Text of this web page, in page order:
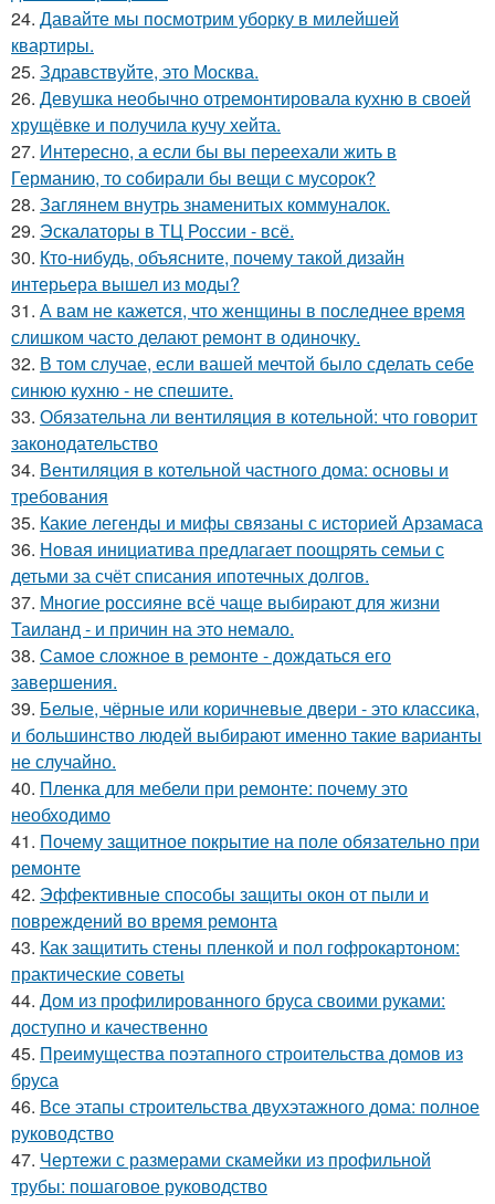
24. Давайте мы посмотрим уборку в милейшей
квартиры.
25. Здравствуйте, это Москва.
26. Девушка необычно отремонтировала кухню в своей
хрущёвке и получила кучу хейта.
27. Интересно, а если бы вы переехали жить в
Германию, то собирали бы вещи с мусорок?
28. Заглянем внутрь знаменитых коммуналок.
29. Эскалаторы в ТЦ России - всё.
30. Кто-нибудь, объясните, почему такой дизайн
интерьера вышел из моды?
31. А вам не кажется, что женщины в последнее время
слишком часто делают ремонт в одиночку.
32. В том случае, если вашей мечтой было сделать себе
синюю кухню - не спешите.
33. Обязательна ли вентиляция в котельной: что говорит
законодательство
34. Вентиляция в котельной частного дома: основы и
требования
35. Какие легенды и мифы связаны с историей Арзамаса
36. Новая инициатива предлагает поощрять семьи с
детьми за счёт списания ипотечных долгов.
37. Многие россияне всё чаще выбирают для жизни
Таиланд - и причин на это немало.
38. Самое сложное в ремонте - дождаться его
завершения.
39. Белые, чёрные или коричневые двери - это классика,
и большинство людей выбирают именно такие варианты
не случайно.
40. Пленка для мебели при ремонте: почему это
необходимо
41. Почему защитное покрытие на поле обязательно при
ремонте
42. Эффективные способы защиты окон от пыли и
повреждений во время ремонта
43. Как защитить стены пленкой и пол гофрокартоном:
практические советы
44. Дом из профилированного бруса своими руками:
доступно и качественно
45. Преимущества поэтапного строительства домов из
бруса
46. Все этапы строительства двухэтажного дома: полное
руководство
47. Чертежи с размерами скамейки из профильной
трубы: пошаговое руководство